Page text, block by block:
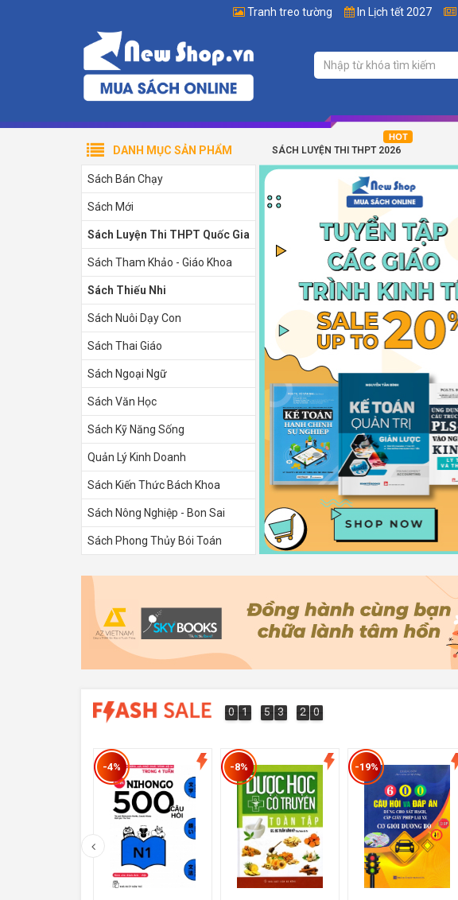
Tranh treo tường In Lịch tết 2027
SÁCH LUYỆN THI THPT 2026
DANH MỤC SẢN PHẨM
Sách Bán Chạy
Sách Mới
Sách Luyện Thi THPT Quốc Gia
Sách Tham Khảo - Giáo Khoa
Sách Thiếu Nhi
Sách Nuôi Dạy Con
Sách Thai Giáo
Sách Ngoại Ngữ
Sách Văn Học
Sách Kỹ Năng Sống
Quản Lý Kinh Doanh
Sách Kiến Thức Bách Khoa
Sách Nông Nghiệp - Bon Sai
Sách Phong Thủy Bói Toán
0
0 11 5
5 3
3 1
2
1 8
9
8
0
9
-4% -8% -19%